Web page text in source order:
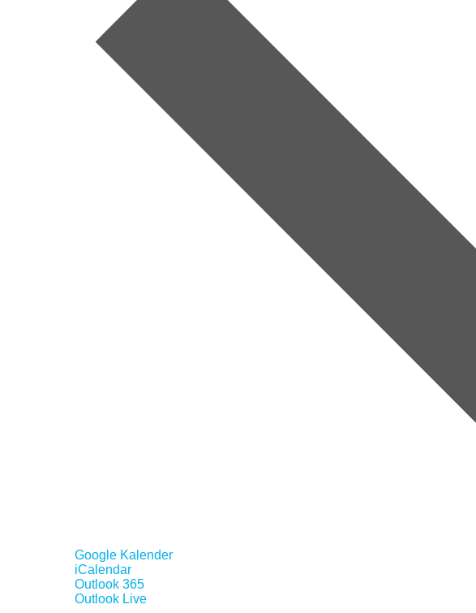
Google Kalender
iCalendar
Outlook 365
Outlook Live